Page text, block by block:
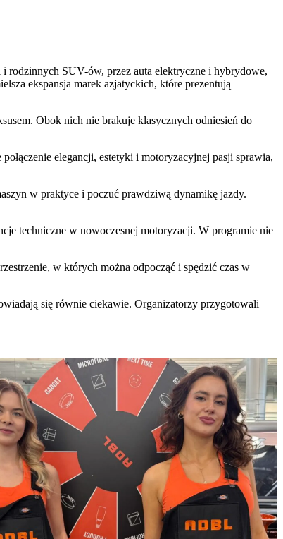
rodzinnych SUV-ów, przez auta elektryczne i hybrydowe,
ekspansja marek azjatyckich, które prezentują
Obok nich nie brakuje klasycznych odniesień do
elegancji, estetyki i motoryzacyjnej pasji sprawia,
w praktyce i poczuć prawdziwą dynamikę jazdy.
techniczne w nowoczesnej motoryzacji. W programie nie
w których można odpocząć i spędzić czas w
się równie ciekawie. Organizatorzy przygotowali